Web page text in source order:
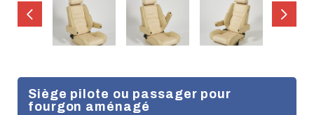
Siège pilote ou passager pour
fourgon aménagé